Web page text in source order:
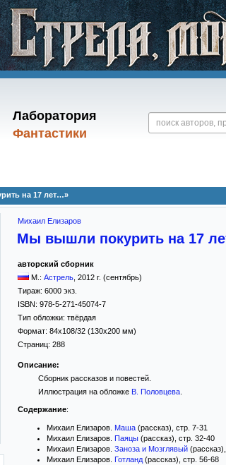
Лаборатория
Фантастики
на 17 лет…»
Михаил Елизаров
Мы вышли покурить на 17
авторский сборник
М.: Астрель 2012 г. (сентябрь)
Тираж: 6000 экз.
ISBN: 978-5-271-45074-7
Тип обложки: твёрдая
Формат: 84x108/32 (130x200 мм)
Страниц: 288
Описание:
Сборник рассказов и повестей.
Иллюстрация на обложке В. Половцева.
Содержание:
Михаил Елизаров. Маша (рассказ), стр. 7-31
Михаил Елизаров. Паяцы (рассказ), стр. 32-40
Михаил Елизаров. Заноза и Мозглявый
Михаил Елизаров. Готланд (рассказ), стр. 56-68